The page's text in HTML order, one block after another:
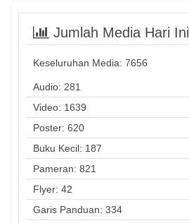
Jumlah Media Hari Ini
Keseluruhan Media: 7656
Audio: 281
Video: 1639
Poster: 620
Buku Kecil: 187
Pameran: 821
Flyer: 42
Garis Panduan: 334